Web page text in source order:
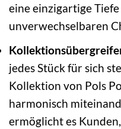
eine einzigartige
unverwechselbaren
jedes Stück für sich
Kollektion von Pols
harmonisch
ermöglicht es